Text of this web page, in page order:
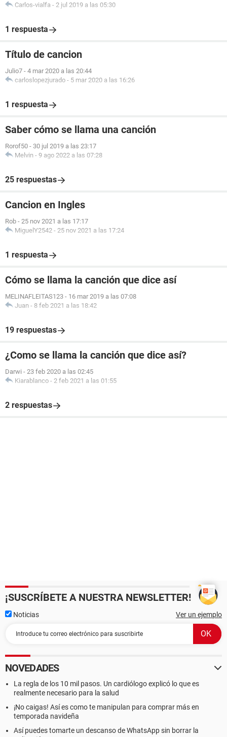
Carlos-vialfa - 2 jul 2019 a las 05:30
1 respuesta
Título de cancion
Julio7 - 4 mar 2020 a las 20:44
carloslopezjurado - 5 mar 2020 a las 16:26
1 respuesta
Saber cómo se llama una canción
Rorof50 - 30 jul 2019 a las 23:17
Melvin - 9 ago 2022 a las 07:28
25 respuestas
Cancion en Ingles
Rob - 25 nov 2021 a las 17:17
MiguelY2542 - 25 nov 2021 a las 17:24
1 respuesta
Cómo se llama la canción que dice así
MELINAFLEITAS123 - 16 mar 2019 a las 07:08
Juan - 8 feb 2021 a las 18:42
19 respuestas
¿Como se llama la canción que dice así?
Darwi - 23 feb 2020 a las 02:45
Kiarablanco - 2 feb 2021 a las 01:55
2 respuestas
¡SUSCRÍBETE A NUESTRA NEWSLETTER!
Noticias Ver un ejemplo
NOVEDADES
La regla de los 10 mil pasos. Un cardiólogo explicó lo que es
realmente necesario para la salud
¡No caigas! Así es como te manipulan para comprar más en
temporada navideña
Así puedes tomarte un descanso de WhatsApp sin borrar la